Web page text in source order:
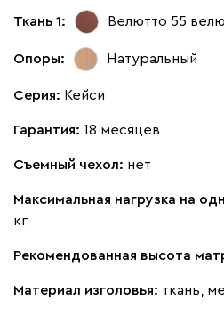
Букле
Вайт Латте Терра
Ткань 1: Велютто 55
Опоры: Натуральный
Серия: Кейси
Гарантия: 18 месяцев
Съемный чехол: нет
Максимальная нагрузка на
кг
Рекомендованная высота
Материал изголовья: ткань,